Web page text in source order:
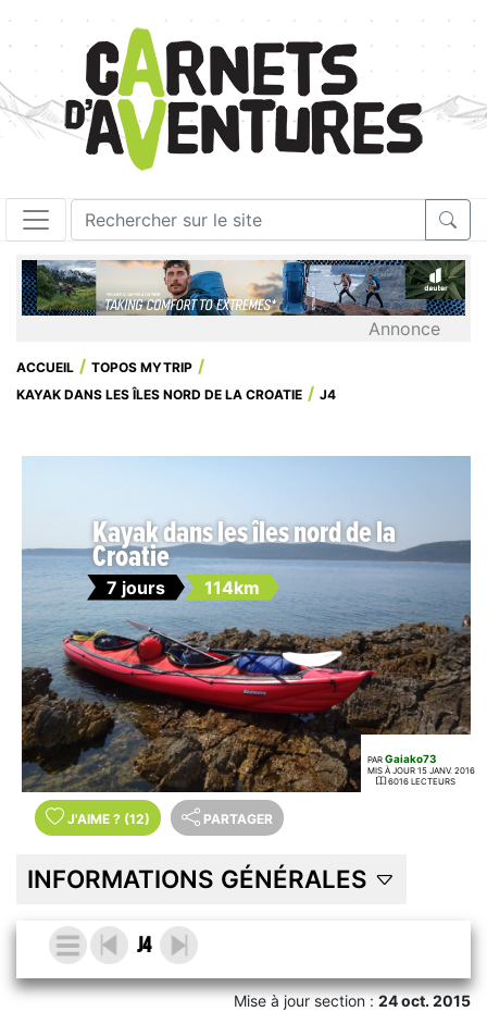
Annonce
ACCUEIL
TOPOS MYTRIP
KAYAK DANS LES ÎLES NORD DE LA CROATIE
J4
Kayak dans les îles nord de la
Croatie
7 jours 114km
PAR Gaiako73
MIS À JOUR 15 JANV. 2016
6016 LECTEURS
J'AIME ? (12) PARTAGER
INFORMATIONS GÉNÉRALES
J4
Mise à jour section :24 oct. 2015